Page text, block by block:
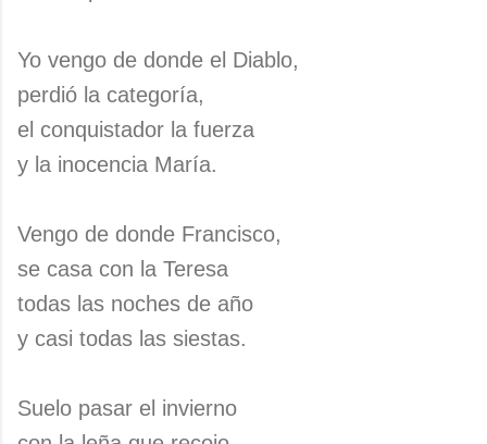
Yo vengo de donde el Diablo,
perdió la categoría,
el conquistador la fuerza
y la inocencia María.
Vengo de donde Francisco,
se casa con la Teresa
todas las noches de año
y casi todas las siestas.
Suelo pasar el invierno